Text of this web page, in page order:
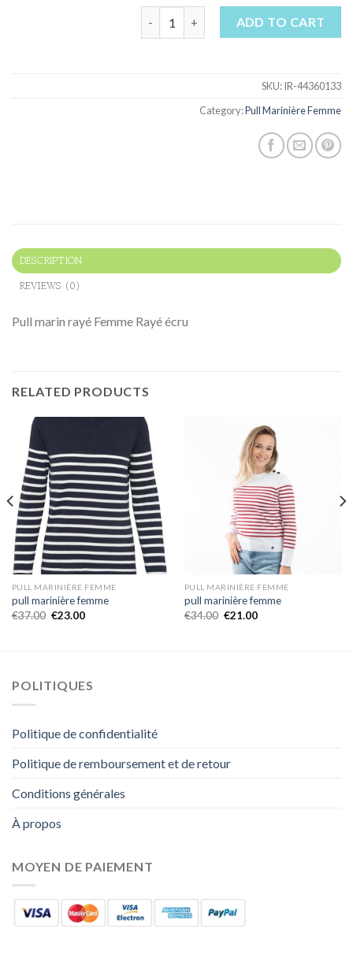
pull marinière femme quantity
ADD TO CART
SKU:IR-44360133
Category:Pull Marinière Femme
DESCRIPTION
REVIEWS (0)
Pull marin rayé Femme Rayé écru
RELATED PRODUCTS
PULL MARINIÈRE FEMME
pull marinière femme
€37.00 €23.00
PULL MARINIÈRE FEMME
pull marinière femme
€34.00 €21.00
POLITIQUES
Politique de confidentialité
Politique de remboursement et de retour
Conditions générales
À propos
MOYEN DE PAIEMENT